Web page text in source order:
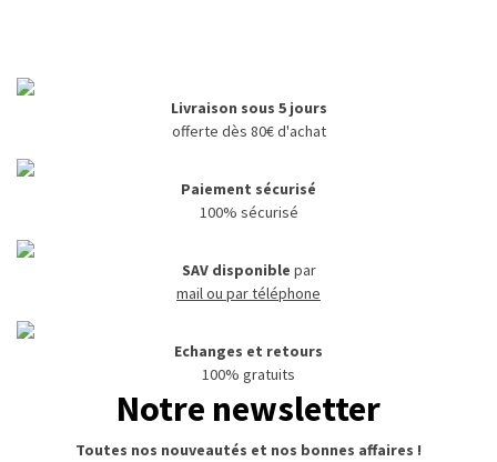
Livraison sous 5 jours
offerte dès 80€ d'achat
Paiement sécurisé
100% sécurisé
SAV disponible par
mail ou par téléphone
Echanges et retours
100% gratuits
Notre newsletter
Toutes nos nouveautés et nos bonnes affaires !